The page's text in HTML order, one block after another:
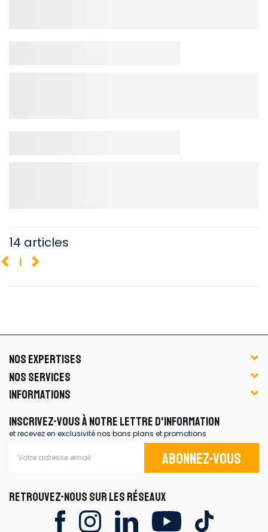
14 articles
1
NOS EXPERTISES
NOS SERVICES
INFORMATIONS
INSCRIVEZ-VOUS À NOTRE LETTRE D'INFORMATION
et recevez en exclusivité nos bons plans et promotions
Abonnez-vous
RETROUVEZ-NOUS SUR LES RÉSEAUX